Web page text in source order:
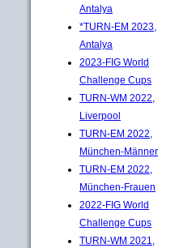
Antalya
*TURN-EM 2023,
Antalya
2023-FIG World
Challenge Cups
TURN-WM 2022,
Liverpool
TURN-EM 2022,
München-Männer
TURN-EM 2022,
München-Frauen
2022-FIG World
Challenge Cups
TURN-WM 2021,